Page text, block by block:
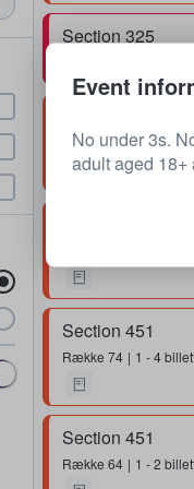
Section 325
Række 79 1 - 4
Section 451
Række 74 1 - 4
Section 451
Række 64 1 - 2
Event
No under 3s.
adult aged 18+